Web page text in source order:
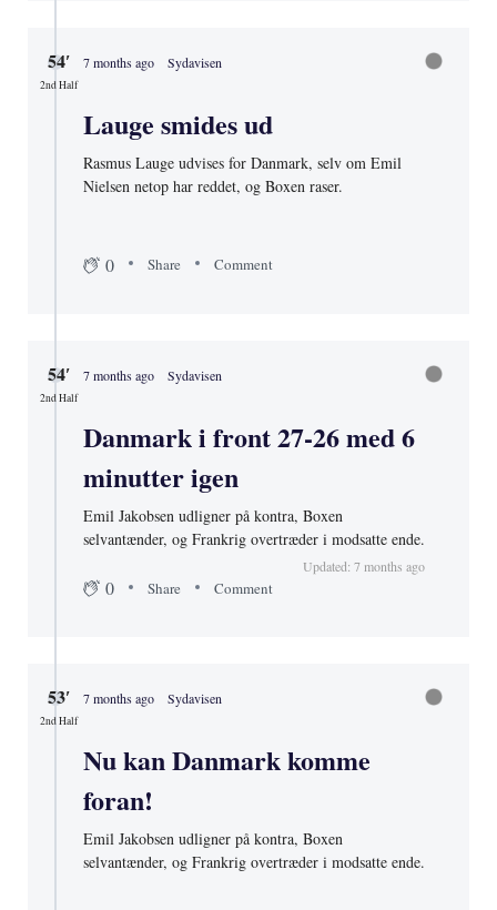
54′
2nd Half
7 months ago Sydavisen
Lauge smides ud
Rasmus Lauge udvises for Danmark, selv om Emil
Nielsen netop har reddet, og Boxen raser.
0 Share Comment
54′
2nd Half
7 months ago Sydavisen
Danmark i front 27-26 med 6
minutter igen
Emil Jakobsen udligner på kontra, Boxen
selvantænder, og Frankrig overtræder i modsatte ende.
Updated: 7 months ago
0 Share Comment
53′
2nd Half
7 months ago Sydavisen
Nu kan Danmark komme
foran!
Emil Jakobsen udligner på kontra, Boxen
selvantænder, og Frankrig overtræder i modsatte ende.